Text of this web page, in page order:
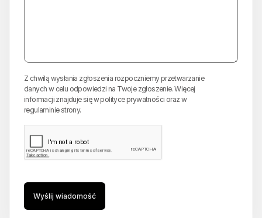
Z chwilą wysłania zgłoszenia rozpoczniemy przetwarzanie
danych w celu odpowiedzi na Twoje zgłoszenie. Więcej
informacji znajduje się wpolityce prywatności oraz w
regulaminie strony.
Wyślij wiadomość